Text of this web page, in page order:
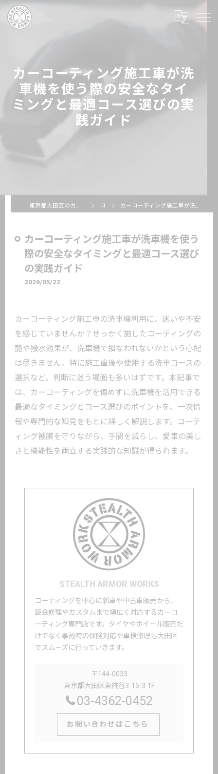
カーコーティング施工車が洗
車機を使う際の安全なタイ
ミングと最適コース選びの実
践ガイド
東京都大田区のカーコーティングならSTEALTH ARMOR WORKS コラム カーコーティング施工車が洗車機を使う際の安全なタイミングと最適コース選びの実践ガイド
カーコーティング施工車が洗車機を使う
際の安全なタイミングと最適コース選び
の実践ガイド
2026/05/22
カーコーティング施工車の洗車機利用に、迷いや不安
を感じていませんか？せっかく施したコーティングの
艶や撥水効果が、洗車機で損なわれないかという心配
は尽きません。特に施工直後や使用する洗車コースの
選択など、判断に迷う場面も多いはずです。本記事で
は、カーコーティングを傷めずに洗車機を活用できる
最適なタイミングとコース選びのポイントを、一次情
報や専門的な知見をもとに詳しく解説します。コーテ
ィング被膜を守りながら、手間を減らし、愛車の美し
さと機能性を両立する実践的な知識が得られます。
STEALTH ARMOR WORKS
コーティングを中心に新車や中古車販売から、
鈑金修理やカスタムまで幅広く対応するカーコ
ーティング専門店です。タイヤやホイール販売だ
けでなく事故時の保険対応や車検修理も大田区
でスムーズに行っていきます。
〒144-0033
東京都大田区東糀谷3-15-3 1F
03-4362-0452
お問い合わせはこちら